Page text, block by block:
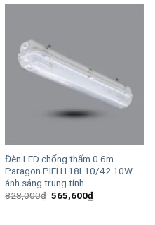
Đèn LED chống thấm 0.6m
Paragon PIFH118L10/42 10W
ánh sáng trung tính
828,000₫ Giá
565,600₫Giá
hiện